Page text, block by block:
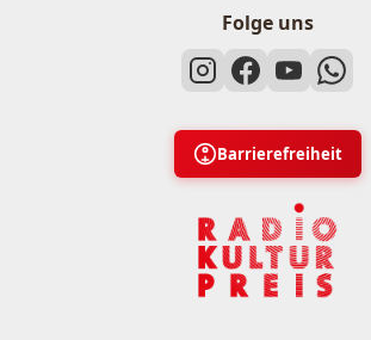
Folge uns
Barrierefreiheit